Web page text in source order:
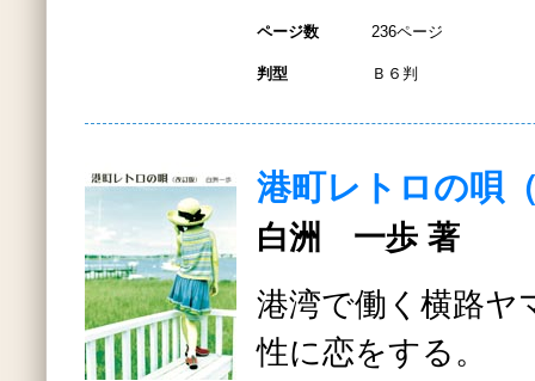
ページ数 236ページ
判型 Ｂ６判
港町レトロの唄
白洲 一歩 著
港湾で働く横路ヤ
性に恋をする。